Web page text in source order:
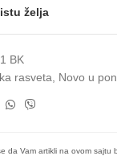
želja
BK
rasveta Novo u
da Vam artikli na ovom sajtu